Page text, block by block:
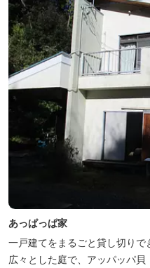
あっぱっぱ家
一戸建てをまるごと貸し切り
広々とした庭で、アッパッパ